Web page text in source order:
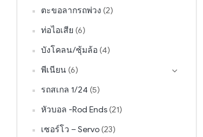
ตะขอลากรถพ่วง (2)
ท่อไอเสีย (6)
บังโคลน/ซุ้มล้อ (4)
พีเนียน (6)
รถสเกล 1/24 (5)
หัวบอล -Rod Ends (21)
เซอร์โว – Servo (23)